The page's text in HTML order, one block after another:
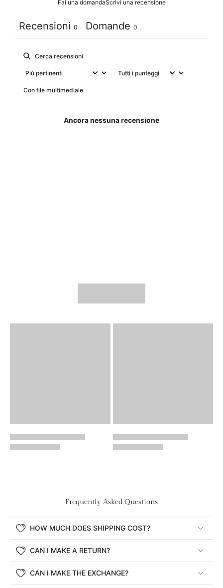
Fai una domandaScrivi una recensione
Recensioni 0 Domande 0
Con file multimediale
Ancora nessuna recensione
Frequently Asked Questions
HOW MUCH DOES SHIPPING COST?
CAN I MAKE A RETURN?
CAN I MAKE THE EXCHANGE?